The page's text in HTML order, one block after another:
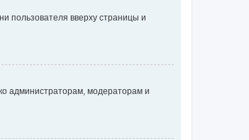
пользователя вверху страницы и
администраторам, модераторам и